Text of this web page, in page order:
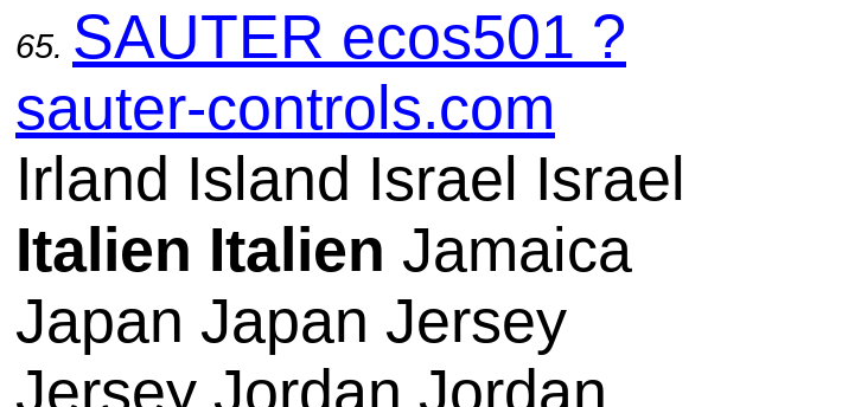
65. SAUTER ecos501 ?
sauter-controls.com
Irland Island Israel Israel
Italien Italien Jamaica
Japan Japan Jersey
Jersey Jordan Jordan